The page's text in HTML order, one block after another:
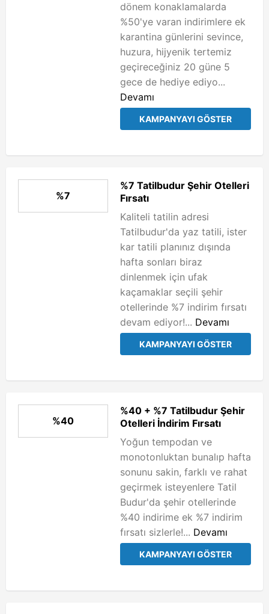
dönem konaklamalarda
%50'ye varan indirimlere ek
karantina günlerini sevince,
huzura, hijyenik tertemiz
geçireceğiniz 20 güne 5
gece de hediye ediyo...
Devamı
KAMPANYAYI GÖSTER
%7
%7 Tatilbudur Şehir Otelleri
Fırsatı
Kaliteli tatilin adresi
Tatilbudur'da yaz tatili, ister
kar tatili planınız dışında
hafta sonları biraz
dinlenmek için ufak
kaçamaklar seçili şehir
otellerinde %7 indirim fırsatı
devam ediyor!... Devamı
KAMPANYAYI GÖSTER
%40
%40 + %7 Tatilbudur Şehir
Otelleri İndirim Fırsatı
Yoğun tempodan ve
monotonluktan bunalıp hafta
sonunu sakin, farklı ve rahat
geçirmek isteyenlere Tatil
Budur'da şehir otellerinde
%40 indirime ek %7 indirim
fırsatı sizlerle!... Devamı
KAMPANYAYI GÖSTER